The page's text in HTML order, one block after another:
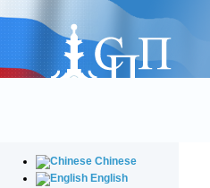
Chinese
English